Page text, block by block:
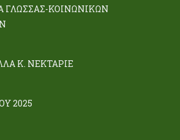
ΓΛΩΣΣΑΣ-ΚΟΙΝΩΝΙΚΩΝ
Κ. ΝΕΚΤΑΡΙΕ
2025